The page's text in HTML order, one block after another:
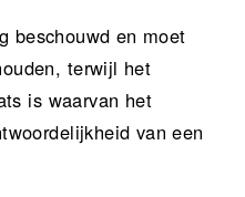
beschouwd en moet
terwijl het
is waarvan het
van een